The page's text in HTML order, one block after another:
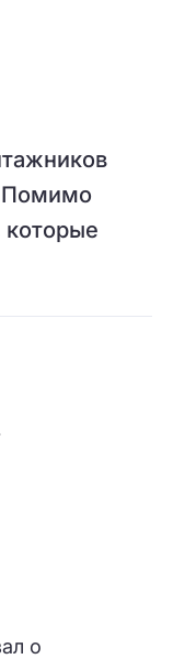
Помимо
которые
о